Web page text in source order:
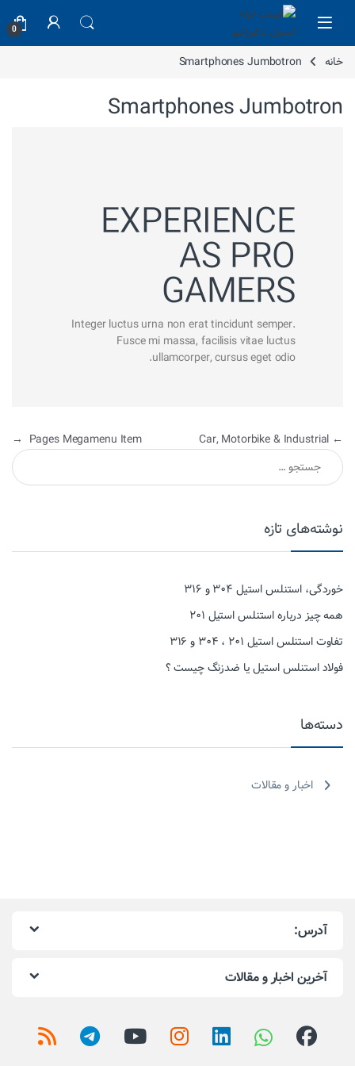
Skip to navigation
Skip to content
0
خانه Smartphones Jumbotron
Smartphones Jumbotron
EXPERIENCE
AS PRO
GAMERS
Integer luctus urna non erat tincidunt semper.
Fusce mi massa, facilisis vitae luctus
ullamcorper, cursus eget odio.
راهبری نوشته
←
Pages Megamenu Item
→
جستجو برای:
نوشته‌های تازه
خوردگی، استنلس استیل ۳۰۴ و ۳۱۶
همه چیز درباره استنلس استیل ۲۰۱
تفاوت استنلس استیل ۲۰۱ ، ۳۰۴ و ۳۱۶
فولاد استنلس استیل یا ضدزنگ چیست ؟
دسته‌ها
اخبار و مقالات
آدرس:
آخرین اخبار و مقالات